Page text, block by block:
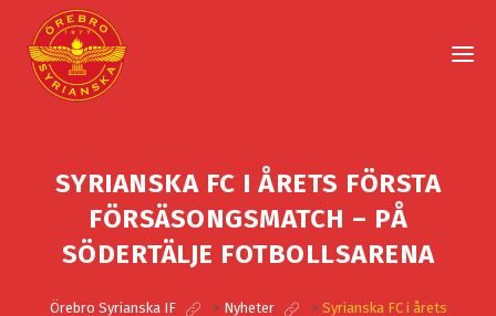
SYRIANSKA FC I ÅRETS FÖRSTA
FÖRSÄSONGSMATCH – PÅ
SÖDERTÄLJE FOTBOLLSARENA
Örebro Syrianska IF > Nyheter > Syrianska FC i årets